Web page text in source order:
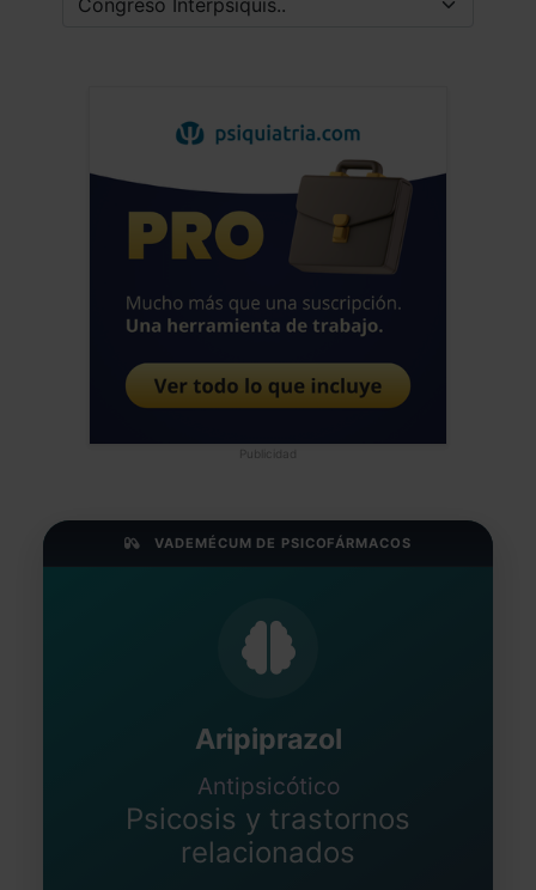
Publicidad
VADEMÉCUM DE PSICOFÁRMACOS
Aripiprazol
Antipsicótico
Psicosis y trastornos
relacionados